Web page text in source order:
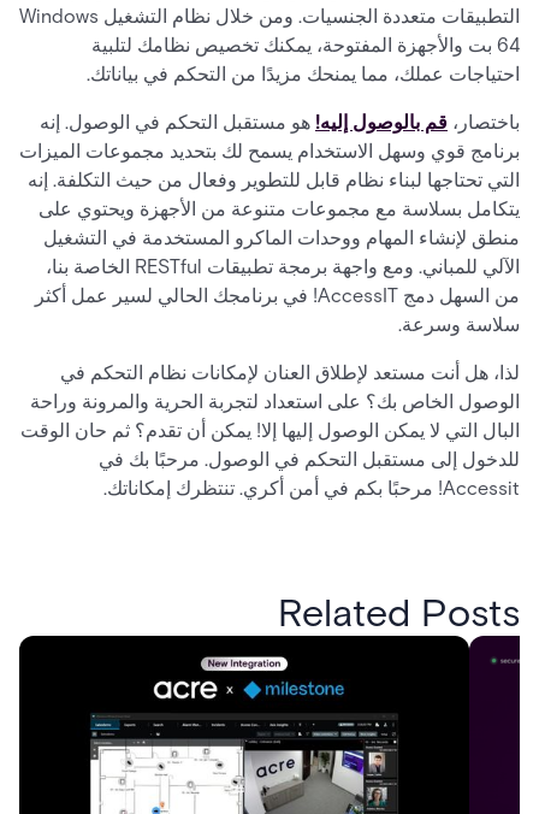
التطبيقات متعددة الجنسيات. ومن خلال نظام التشغيل Windows
64 بت والأجهزة المفتوحة، يمكنك تخصيص نظامك لتلبية
احتياجات عملك، مما يمنحك مزيدًا من التحكم في بياناتك.
باختصار، قم بالوصول إليه! هو مستقبل التحكم في الوصول. إنه
برنامج قوي وسهل الاستخدام يسمح لك بتحديد مجموعات الميزات
التي تحتاجها لبناء نظام قابل للتطوير وفعال من حيث التكلفة. إنه
يتكامل بسلاسة مع مجموعات متنوعة من الأجهزة ويحتوي على
منطق لإنشاء المهام ووحدات الماكرو المستخدمة في التشغيل
الآلي للمباني. ومع واجهة برمجة تطبيقات RESTful الخاصة بنا،
من السهل دمج AccessIT! في برنامجك الحالي لسير عمل أكثر
سلاسة وسرعة.
لذا، هل أنت مستعد لإطلاق العنان لإمكانات نظام التحكم في
الوصول الخاص بك؟ على استعداد لتجربة الحرية والمرونة وراحة
البال التي لا يمكن الوصول إليها إلا! يمكن أن تقدم؟ ثم حان الوقت
للدخول إلى مستقبل التحكم في الوصول. مرحبًا بك في
Accessit! مرحبًا بكم في أمن أكري. تنتظرك إمكاناتك.
Related Posts